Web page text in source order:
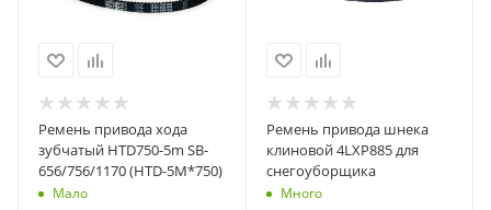
Ремень привода хода
зубчатый HTD750-5m SB-
656/756/1170 (HTD-5M*750)
Мало
Ремень привода шнека
клиновой 4LXP885 для
снегоуборщика
Много